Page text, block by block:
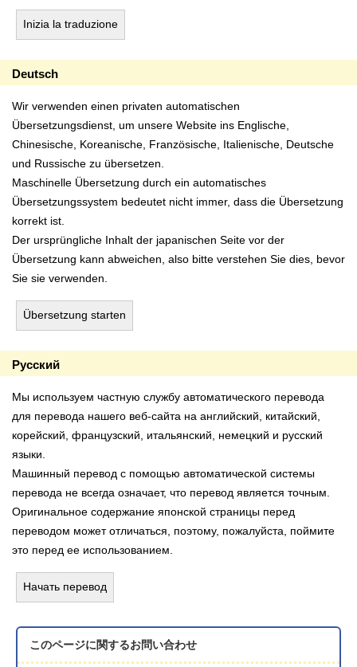
Inizia la traduzione
Deutsch
Wir verwenden einen privaten automatischen
Übersetzungsdienst, um unsere Website ins Englische,
Chinesische, Koreanische, Französische, Italienische, Deutsche
und Russische zu übersetzen.
Maschinelle Übersetzung durch ein automatisches
Übersetzungssystem bedeutet nicht immer, dass die Übersetzung
korrekt ist.
Der ursprüngliche Inhalt der japanischen Seite vor der
Übersetzung kann abweichen, also bitte verstehen Sie dies, bevor
Sie sie verwenden.
Übersetzung starten
Русский
Мы используем частную службу автоматического перевода
для перевода нашего веб-сайта на английский, китайский,
корейский, французский, итальянский, немецкий и русский
языки.
Машинный перевод с помощью автоматической системы
перевода не всегда означает, что перевод является точным.
Оригинальное содержание японской страницы перед
переводом может отличаться, поэтому, пожалуйста, поймите
это перед ее использованием.
Начать перевод
このページに関するお問い合わせ